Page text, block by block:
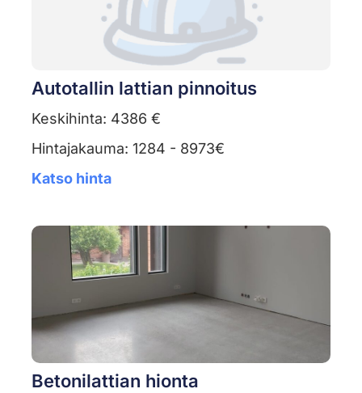
Autotallin lattian pinnoitus
Keskihinta: 4386 €
Hintajakauma: 1284 - 8973€
Katso hinta
Betonilattian hionta